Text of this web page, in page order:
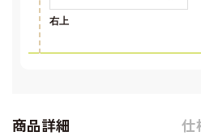
右上
商品詳細 仕